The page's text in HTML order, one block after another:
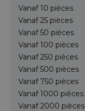
Vanaf 10 pièces
Vanaf 25 pièces
Vanaf 50 pièces
Vanaf 100 pièces
Vanaf 250 pièces
Vanaf 500 pièces
Vanaf 750 pièces
Vanaf 1000 pièces
Vanaf 2000 pièces